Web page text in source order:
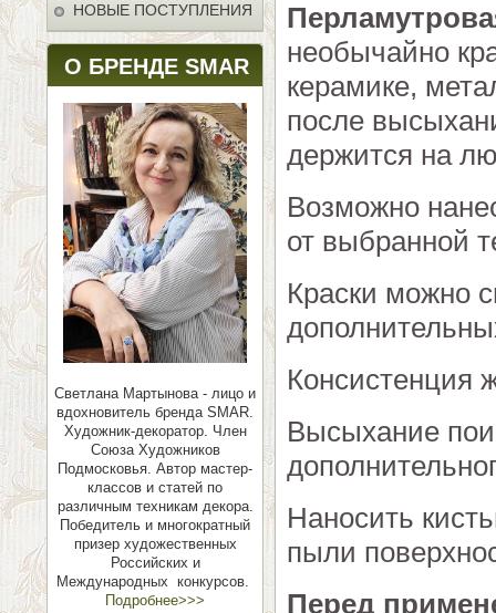
НОВЫЕ ПОСТУПЛЕНИЯ
О БРЕНДЕ SMAR
Светлана Мартынова - лицо и
вдохновитель бренда SMAR.
Художник-декоратор. Член
Союза Художников
Подмосковья. Автор мастер-
классов и статей по
различным техникам декора.
Победитель и многократный
призер художественных
Российских и
Международных конкурсов.
Подробнее>>>
необычайно
керамике,
после
держится на
Возможно
от выбранной
Краски можно
Консистенция
Высыхание
Наносить
пыли
Перед